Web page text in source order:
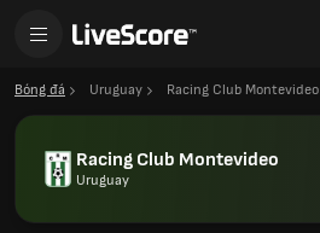
Bóng đá Uruguay Racing Club Montevideo
Racing Club Montevideo
Uruguay